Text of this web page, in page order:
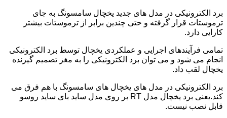
برد الکترونیکی در مدل های جدید یخچال سامسونگ به جای
ترموستات قرار گرفته و حتی چندین برابر از ترموستات بیشتر
کارایی دارد.
تمامی فرآیندهای اجرایی و عملکردی یخچال توسط برد الکترونیکی
انجام می شود و می توان برد الکترونیکی را به مغز تصمیم گیرنده
یخچال لقب داد.
برد الکترونیکی در مدل های یخچال های سامسونگ با هم فرق می
کند.یعنی برد یخچال مدل RT بر روی مدل ساید بای ساید روسو
قابل نصب نیست.